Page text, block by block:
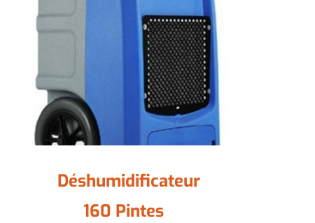
Déshumidificateur
160 Pintes